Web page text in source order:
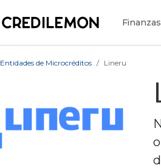
Finanzas
Entidades de Microcréditos Lineru